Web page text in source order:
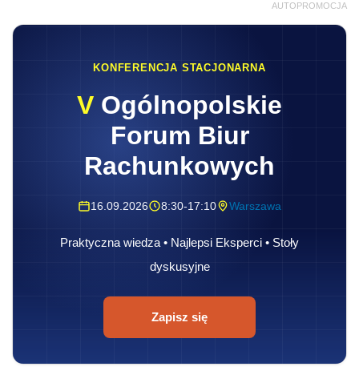
AUTOPROMOCJA
KONFERENCJA STACJONARNA
V Ogólnopolskie
Forum Biur
Rachunkowych
16.09.2026 8:30-17:10 Warszawa
Praktyczna wiedza • Najlepsi Eksperci • Stoły
dyskusyjne
Zapisz się